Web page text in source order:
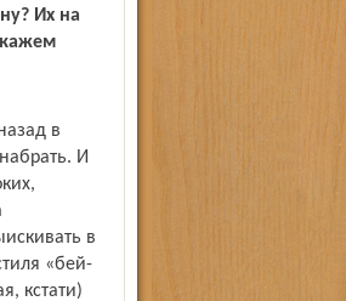
Их на
в
И
в
«бей-
кстати)